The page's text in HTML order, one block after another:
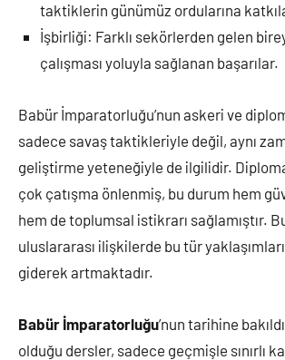
taktiklerin günümüz ordularına
İşbirliği: Farklı sekörlerden gelen
çalışması yoluyla sağlanan başarılar.
Babür İmparatorluğu’nun askeri ve
sadece savaş taktikleriyle değil, aynı
geliştirme yeteneğiyle de ilgilidir.
çok çatışma önlenmiş, bu durum hem
hem de toplumsal istikrarı sağlamıştır.
uluslararası ilişkilerde bu tür
giderek artmaktadır.
Babür İmparatorluğu’nun tarihine
olduğu dersler, sadece geçmişle sınırlı